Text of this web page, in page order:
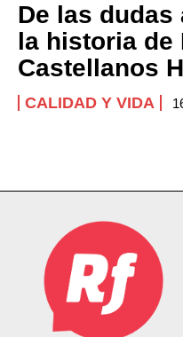
De las
la historia de
Castellanos
CALIDAD Y VIDA